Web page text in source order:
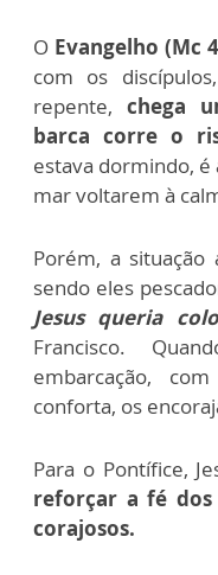
O Evangelho (Mc
com os
repente,chega
barca corre o
estava dormindo, é
mar voltarem à
Porém, a situação
sendo eles
Jesus queria
Francisco.
embarcação,
conforta, os
Para o Pontífice,
reforçar a fé dos
corajosos.